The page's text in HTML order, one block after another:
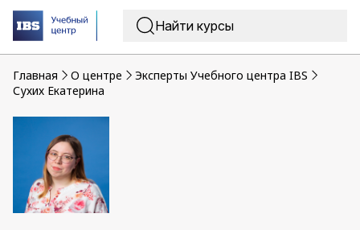
Главная O центре
Эксперты Учебного центра IBS
Сухих Екатерина